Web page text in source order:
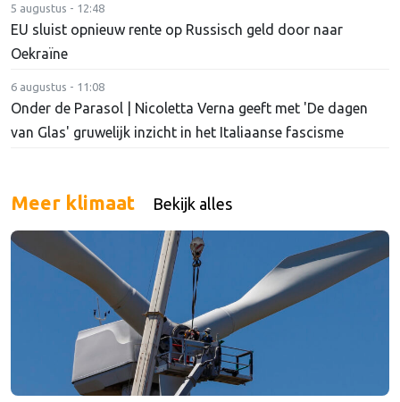
5 augustus - 12:48
EU sluist opnieuw rente op Russisch geld door naar
Oekraïne
6 augustus - 11:08
Onder de Parasol | Nicoletta Verna geeft met 'De dagen
van Glas' gruwelijk inzicht in het Italiaanse fascisme
Meer klimaat Bekijk alles